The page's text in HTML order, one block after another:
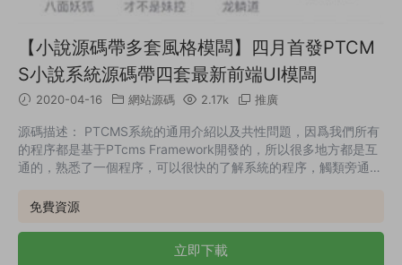
【小說源碼帶多套風格模闆】四月首發PTCM
S小說系統源碼帶四套最新前端UI模闆
2020-04-16 網站源碼 2.17k 推廣
源碼描述： PTCMS系統的通用介紹以及共性問題，因爲我們所有
的程序都是基于PTcms Framework開發的，所以很多地方都是互
通的，熟悉了一個程序，可以很快的了解系統的程序，觸類旁通
MVC框架，通過這個手冊，我們希望您可以快速掌握如何用PT
架進行模版設計、插件開發、模塊開發。 安裝教程： 安裝寶塔面
闆一鍵安裝環境 必裝環境：nginx(apach...
免費資源
立即下載